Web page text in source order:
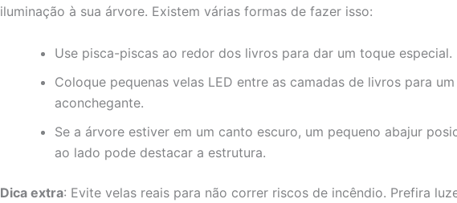
iluminação à sua árvore. Existem várias formas de fazer isso:
Use pisca-piscas ao redor dos livros para dar um toque especial.
Coloque pequenas velas LED entre as camadas de livros para
aconchegante.
Se a árvore estiver em um canto escuro, um pequeno abajur
ao lado pode destacar a estrutura.
Dica extra: Evite velas reais para não correr riscos de incêndio. Prefira